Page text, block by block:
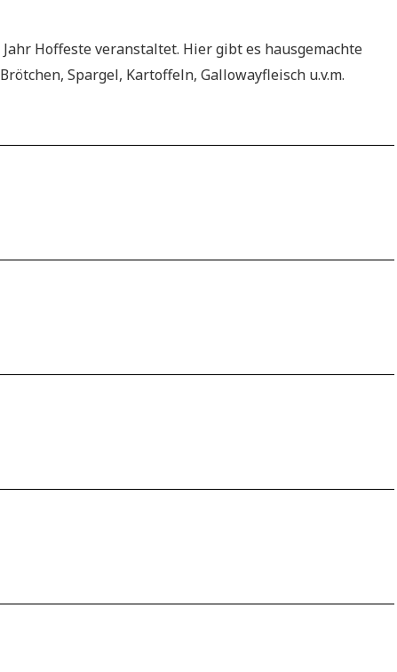
Hoffeste veranstaltet. Hier gibt es hausgemachte
Spargel, Kartoffeln, Gallowayfleisch u.v.m.